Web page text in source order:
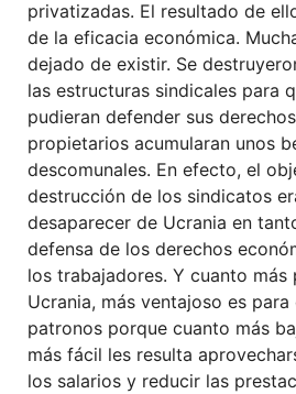
privatizadas. El resultado de
de la eficacia económica.
dejado de existir. Se
las estructuras sindicales para
pudieran defender sus
propietarios acumularan unos
descomunales. En efecto, el
destrucción de los sindicatos
desaparecer de Ucrania en
defensa de los derechos
los trabajadores. Y cuanto más
Ucrania, más ventajoso es
patronos porque cuanto más
más fácil les resulta
los salarios y reducir las